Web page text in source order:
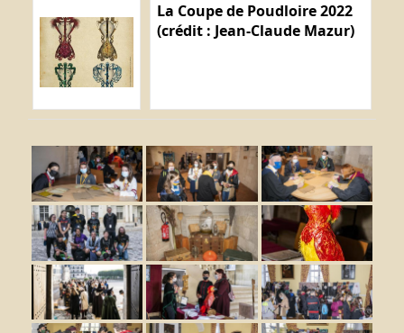
La Coupe de Poudloire 2022
(crédit : Jean-Claude Mazur)